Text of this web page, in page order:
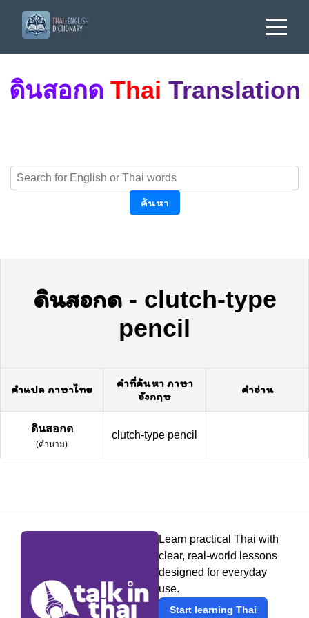
ดินสอกด Thai Translation
ค้นหา
ดินสอกด- clutch-type
pencil
คำแปล ภาษาไทย
คำที่ค้นหา ภาษา
อังกฤษ
คำอ่าน
ดินสอกด
(คำนาม)
clutch-type pencil
Learn practical Thai with
clear, real-world lessons
designed for everyday
use.
Start learning Thai